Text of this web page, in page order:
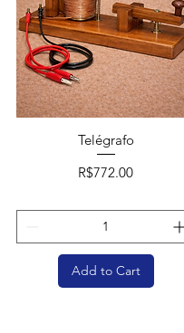
Telégrafo
Price
R$772.00
Add to Cart